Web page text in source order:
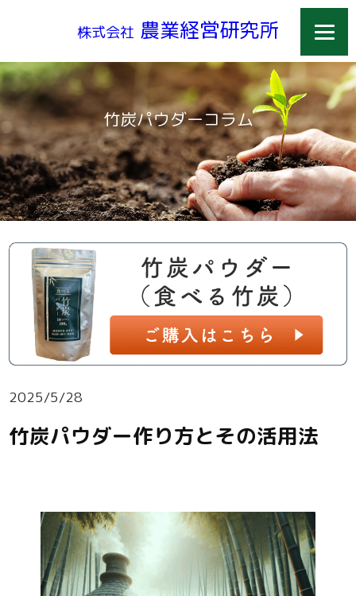
株式会社 農業経営研究所
竹炭パウダーコラム
2025/5/28
竹炭パウダー作り方とその活用法